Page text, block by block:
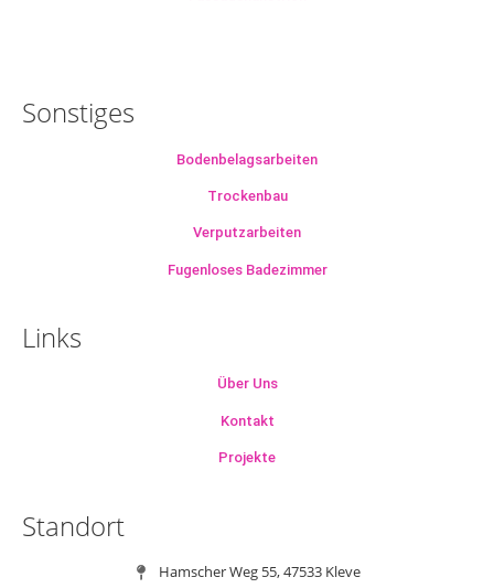
Sonstiges
Bodenbelagsarbeiten
Trockenbau
Verputzarbeiten
Fugenloses Badezimmer
Links
Über Uns
Kontakt
Projekte
Standort
Hamscher Weg 55, 47533 Kleve